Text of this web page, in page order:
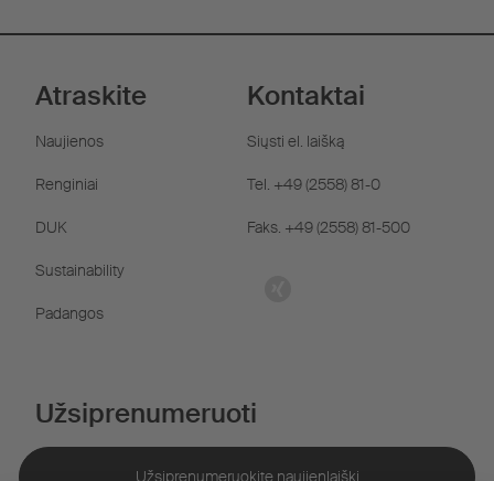
Atraskite
Naujienos
Renginiai
DUK
Sustainability
Padangos
Kontaktai
Siųsti el. laišką
Tel. +49 (2558) 81-0
Faks. +49 (2558) 81-500
Užsiprenumeruoti